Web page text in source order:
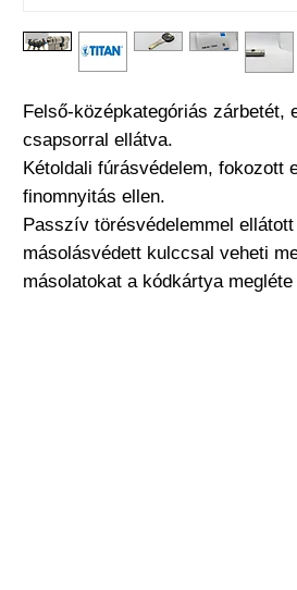
Felső-középkategóriás
csapsorral ellátva.
Kétoldali fúrásvédelem, fokozott
finomnyitás ellen.
Passzív törésvédelemmel
másolásvédett kulccsal veheti
másolatokat a kódkártya